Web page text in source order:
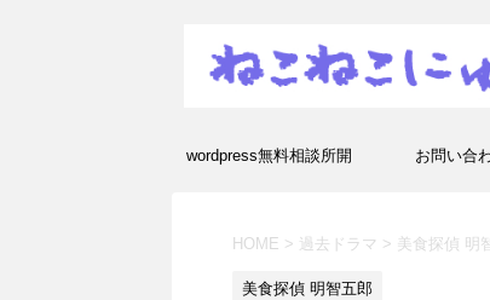
wordpress無料相談所開
ます！
お問い合
HOME > 過去ドラマ > 美食探偵 明
美食探偵 明智五郎